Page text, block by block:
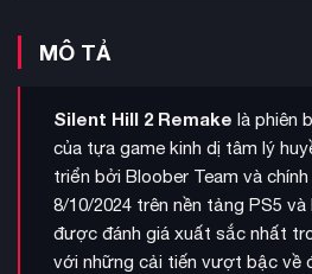
MÔ TẢ
Silent Hill 2 Remake là phiên
của tựa game kinh dị tâm lý
triển bởi Bloober Team và
8/10/2024 trên nền tảng PS5
được đánh giá xuất sắc nhất
với những cải tiến vượt bậc về